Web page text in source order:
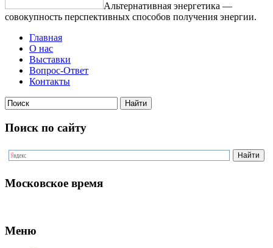
Альтернативная энергетика —
совокупность перспективных способов получения энергии.
Главная
О нас
Выставки
Вопрос-Ответ
Контакты
Поиск по сайту
Московское время
Меню